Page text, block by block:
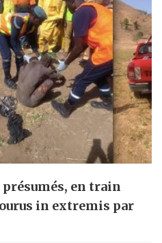
en train
in extremis par